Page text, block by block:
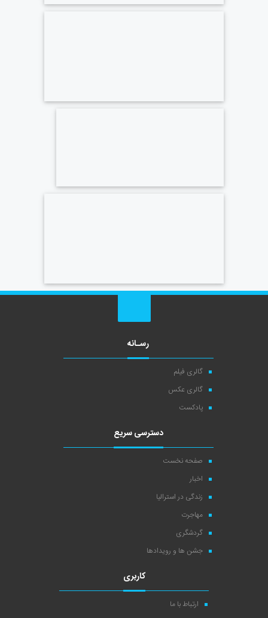
رسـانه
گالری فیلم
گالری عکس
پادکست
دسترسی سریع
صفحه نخست
اخبار
زندگی در استرالیا
مهاجرت
گردشگری
جشن ها و رویدادها
کاربری
ارتباط با ما